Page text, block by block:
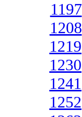
1197
1208
1219
1230
1241
1252